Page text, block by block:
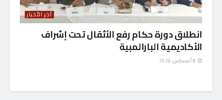
آخر الأخبار
انطلاق دورة حكام رفع الأثقال تحت إشراف
الأكاديمية البارالمبية